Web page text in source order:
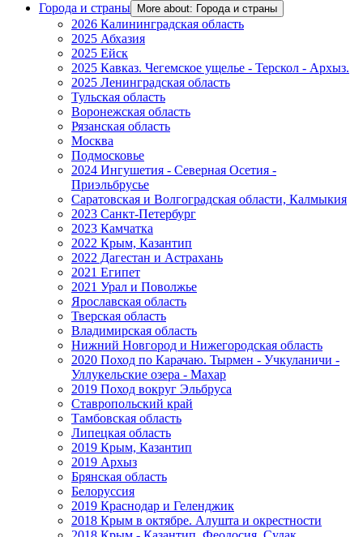
Города и страны
More about: Города и страны
2026 Калининградская область
2025 Абхазия
2025 Ейск
2025 Кавказ. Чегемское ущелье - Терскол - Архыз.
2025 Ленинградская область
Тульская область
Воронежская область
Рязанская область
Москва
Подмосковье
2024 Ингушетия - Северная Осетия -
Приэльбрусье
Саратовская и Волгоградская области, Калмыкия
2023 Санкт-Петербург
2023 Камчатка
2022 Крым, Казантип
2022 Дагестан и Астрахань
2021 Египет
2021 Урал и Поволжье
Ярославская область
Тверская область
Владимирская область
Нижний Новгород и Нижегородская область
2020 Поход по Карачаю. Тырмен - Учкуланичи -
Уллукельские озера - Махар
2019 Поход вокруг Эльбруса
Ставропольский край
Тамбовская область
Липецкая область
2019 Крым, Казантип
2019 Архыз
Брянская область
Белоруссия
2019 Краснодар и Геленджик
2018 Крым в октябре. Алушта и окрестности